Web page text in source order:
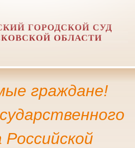
ГОРОДСКОЙ СУД
ОБЛАСТИ
граждане!